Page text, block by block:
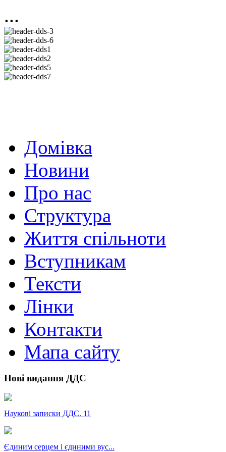
...
Домівка
Новини
Про нас
Структура
Життя спільноти
Вступникам
Тексти
Лінки
Контакти
Мапа сайту
Нові видання ДДС
Наукові записки ДДС. 11
Єдиним серцем і єдиними вус...